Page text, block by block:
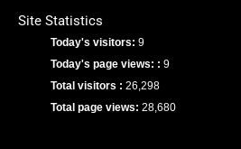
Site Statistics
Today's visitors: 9
Today's page views: : 9
Total visitors : 26,298
Total page views: 28,680